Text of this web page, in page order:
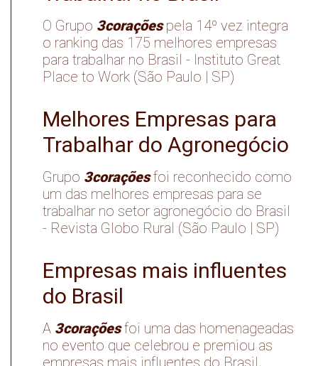
O Grupo 3coraçõespela 14º vez integra
o ranking das 175 melhores empresas
para trabalhar no Brasil - Instituto Great
Place to Work (São Paulo | SP)
Melhores Empresas para
Trabalhar do Agronegócio
Grupo 3coraçõesfoi reconhecido como
um das melhores empresas para se
trabalhar no setor agronegócio do Brasil
- Revista Globo Rural (São Paulo | SP)
Empresas mais influentes
do Brasil
A 3coraçõesfoi uma das homenageadas
no evento que celebrou e premiou as
empresas mais influentes do Brasil,